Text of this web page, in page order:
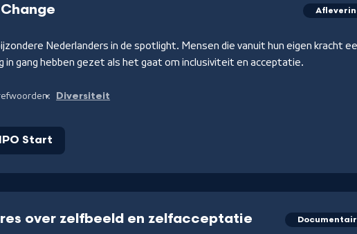
Nederlanders in de spotlight. Mensen die vanuit hun eigen kracht
in gang hebben gezet als het gaat om inclusiviteit en acceptatie.
Diversiteit
Start
over zelfbeeld en zelfacceptatie